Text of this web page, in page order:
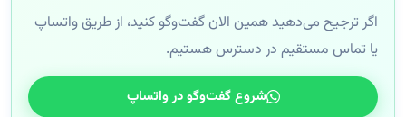
اگر ترجیح می‌دهید همین الان گفت‌وگو کنید، از طریق واتساپ
یا تماس مستقیم در دسترس هستیم.
شروع گفت‌وگو در واتساپ